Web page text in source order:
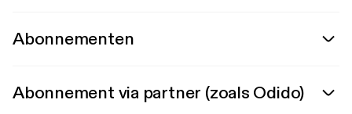
Abonnementen
Abonnement via partner (zoals Odido)